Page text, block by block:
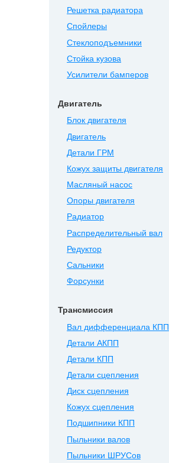
Решетка радиатора
Спойлеры
Стеклоподъемники
Стойка кузова
Усилители бамперов
Двигатель
Блок двигателя
Двигатель
Детали ГРМ
Кожух защиты двигателя
Масляный насос
Опоры двигателя
Радиатор
Распределительный вал
Редуктор
Сальники
Форсунки
Трансмиссия
Вал дифференциала КПП
Детали АКПП
Детали КПП
Детали сцепления
Диск сцепления
Кожух сцепления
Подшипники КПП
Пыльники валов
Пыльники ШРУСов